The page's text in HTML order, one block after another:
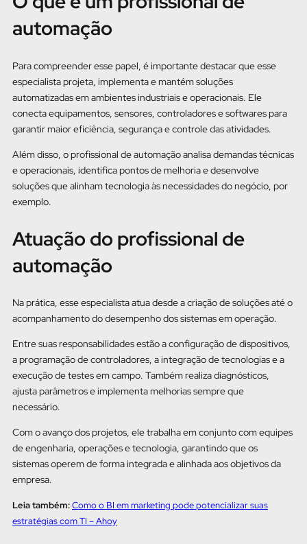
automação
Para compreender esse papel, é importante destacar que esse
especialista projeta, implementa e mantém soluções
automatizadas em ambientes industriais e operacionais. Ele
conecta equipamentos, sensores, controladores e softwares para
garantir maior eficiência, segurança e controle das atividades.
Além disso, o profissional de automação analisa demandas técnicas
e operacionais, identifica pontos de melhoria e desenvolve
soluções que alinham tecnologia às necessidades do negócio, por
exemplo.
Atuação do profissional de
automação
Na prática, esse especialista atua desde a criação de soluções até o
acompanhamento do desempenho dos sistemas em operação.
Entre suas responsabilidades estão a configuração de dispositivos,
a programação de controladores, a integração de tecnologias e a
execução de testes em campo. Também realiza diagnósticos,
ajusta parâmetros e implementa melhorias sempre que
necessário.
Com o avanço dos projetos, ele trabalha em conjunto com equipes
de engenharia, operações e tecnologia, garantindo que os
sistemas operem de forma integrada e alinhada aos objetivos da
empresa.
Leia também:Como o BI em marketing pode potencializar suas
estratégias com TI – Ahoy